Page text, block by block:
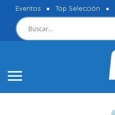
Eventos Top Selección